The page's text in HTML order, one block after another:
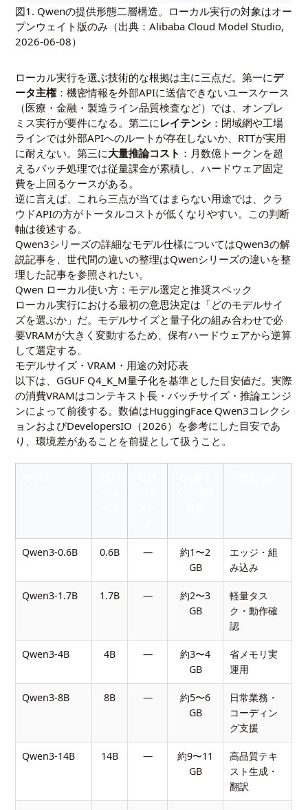
図1. Qwenの提供形態二層構造。ローカル実行の対象はオー
プンウェイト版のみ（出典：Alibaba Cloud Model Studio,
2026-06-08）
ローカル実行を選ぶ技術的な根拠は主に三点だ。第一にデ
ータ主権：機密情報を外部APIに送信できないユースケース
（医療・金融・製造ライン品質検査など）では、オンプレ
ミス実行が要件になる。第二に レイテンシ ：閉域網や工場
ラインでは外部APIへのルートが存在しないか、RTTが実用
に耐えない。第三に大量推論コスト ：月数億トークンを超
えるバッチ処理では従量課金が累積し、ハードウェア固定
費を上回るケースがある。
逆に言えば、これら三点が当てはまらない用途では、クラ
ウドAPIの方がトータルコストが低くなりやすい。この判断
軸は後述する。
Qwen3シリーズの詳細なモデル仕様についてはQwen3の解
説記事を、世代間の違いの整理はQwenシリーズの違いを整
理した記事を参照されたい。
Qwen ローカル使い方：モデル選定と推奨スペック
ローカル実行における最初の意思決定は「どのモデルサイ
ズを選ぶか」だ。モデルサイズと量子化の組み合わせで必
要VRAMが大きく変動するため、保有ハードウェアから逆算
して選定する。
モデルサイズ・VRAM・用途の対応表
以下は、GGUF Q4_K_M量子化を基準とした目安値だ。実際
の消費VRAMはコンテキスト長・バッチサイズ・推論エンジ
ンによって前後する。数値はHuggingFace Qwen3コレクシ
ョンおよびDevelopersIO（2026）を参考にした目安であ
り、環境差があることを前提として扱うこと。
Qwen3-0.6B 0.6B —
約1〜2
GB
エッジ・組
み込み
Qwen3-1.7B 1.7B —
約2〜3
GB
軽量タス
ク・動作確
認
Qwen3-4B 4B —
約3〜4
GB
省メモリ実
運用
Qwen3-8B 8B —
約5〜6
GB
日常業務・
コーディン
グ支援
Qwen3-14B 14B —
約9〜11
GB
高品質テキ
スト生成・
翻訳